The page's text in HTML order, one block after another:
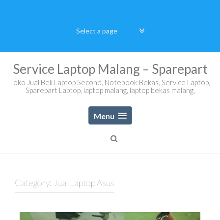
Service Laptop Malang – Sparepart
Toko Jual Beli Laptop Second, Notebook Bekas, Service Laptop,
Sparepart Laptop, laptop malang, laptop bekas malang,
Menu
Category: Jual Laptop Asus